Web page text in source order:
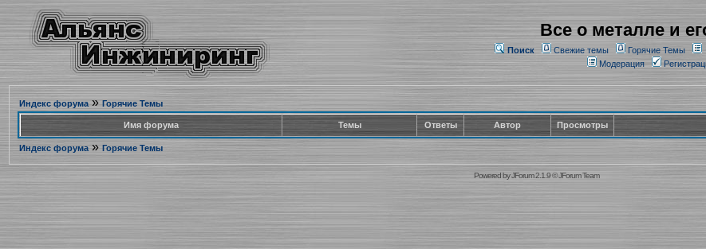
Все о металле и
Поиск Свежие темы Горячие Темы
Модерация
Индекс форума» Горячие Темы
Имя форума Темы Ответы Автор Просмотры
Индекс форума» Горячие Темы
Powered byJForum 2.1.9©JForum Team